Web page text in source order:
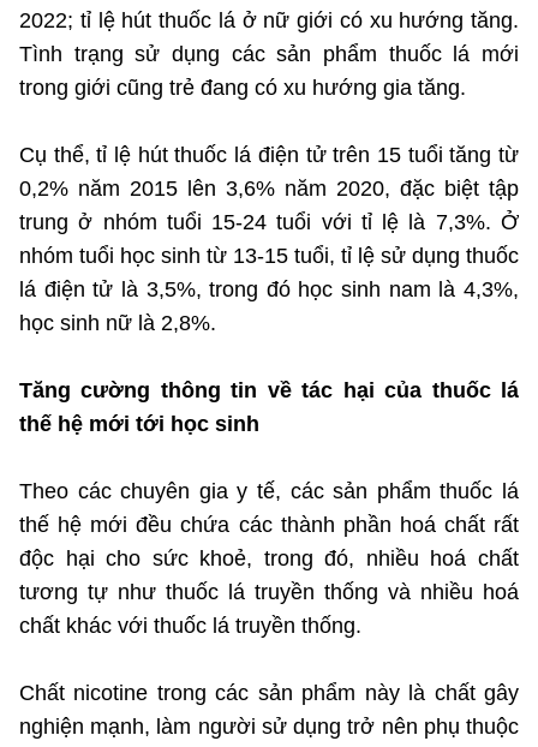
2022; tỉ lệ hút thuốc lá ở nữ giới có xu hướng tăng.
Tình trạng sử dụng các sản phẩm thuốc lá mới
trong giới cũng trẻ đang có xu hướng gia tăng.
Cụ thể, tỉ lệ hút thuốc lá điện tử trên 15 tuổi tăng từ
0,2% năm 2015 lên 3,6% năm 2020, đặc biệt tập
trung ở nhóm tuổi 15-24 tuổi với tỉ lệ là 7,3%. Ở
nhóm tuổi học sinh từ 13-15 tuổi, tỉ lệ sử dụng thuốc
lá điện tử là 3,5%, trong đó học sinh nam là 4,3%,
học sinh nữ là 2,8%.
Tăng cường thông tin về tác hại của thuốc lá
thế hệ mới tới học sinh
Theo các chuyên gia y tế, các sản phẩm thuốc lá
thế hệ mới đều chứa các thành phần hoá chất rất
độc hại cho sức khoẻ, trong đó, nhiều hoá chất
tương tự như thuốc lá truyền thống và nhiều hoá
chất khác với thuốc lá truyền thống.
Chất nicotine trong các sản phẩm này là chất gây
nghiện mạnh, làm người sử dụng trở nên phụ thuộc